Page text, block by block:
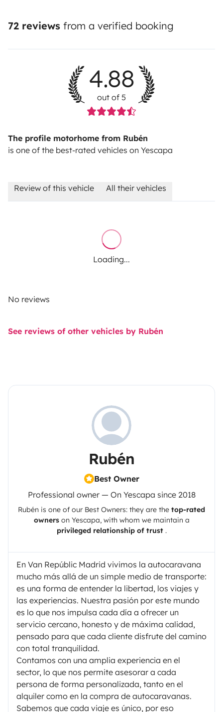
72 reviews from a verified booking
4.88
out of 5
The profile motorhome from Rubén
is one of the best-rated vehicles on Yescapa
Review of this vehicle All their vehicles
Loading...
No reviews
See reviews of other vehicles by Rubén
Rubén
Best Owner
Professional owner — On Yescapa since 2018
Rubén is one of our Best Owners: they are the top-rated
ownerson Yescapa, with whom we maintain a
privileged relationship of trust.
En Van Repúblic Madrid vivimos la autocaravana
mucho más allá de un simple medio de transporte:
es una forma de entender la libertad, los viajes y
las experiencias. Nuestra pasión por este mundo
es lo que nos impulsa cada día a ofrecer un
servicio cercano, honesto y de máxima calidad,
pensado para que cada cliente disfrute del camino
con total tranquilidad.
Contamos con una amplia experiencia en el
sector, lo que nos permite asesorar a cada
persona de forma personalizada, tanto en el
alquiler como en la compra de autocaravanas.
Sabemos que cada viaje es único, por eso